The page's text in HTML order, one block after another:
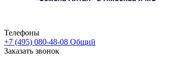
Телефоны
+7 (495) 080-48-08 Общий
Заказать звонок